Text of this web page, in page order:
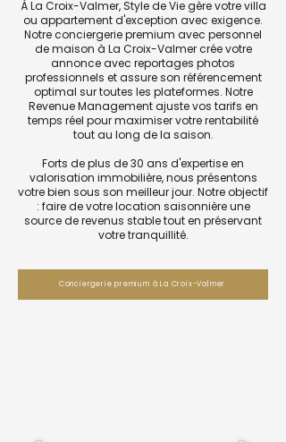
À La Croix-Valmer, Style de Vie gère votre villa
ou appartement d'exception avec exigence.
Notre conciergerie premium avec personnel
de maison à La Croix-Valmer crée votre
annonce avec reportages photos
professionnels et assure son référencement
optimal sur toutes les plateformes. Notre
Revenue Management ajuste vos tarifs en
temps réel pour maximiser votre rentabilité
tout au long de la saison.
Forts de plus de 30 ans d'expertise en
valorisation immobilière, nous présentons
votre bien sous son meilleur jour. Notre objectif
: faire de votre location saisonnière une
source de revenus stable tout en préservant
votre tranquillité.
Conciergerie premium à La Croix-Valmer